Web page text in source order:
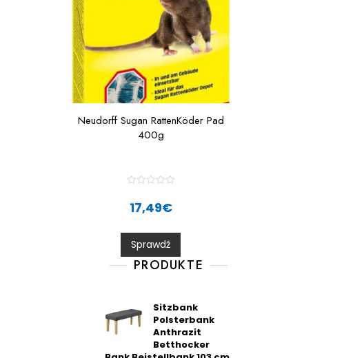
Neudorff Sugan RattenKöder Pad
400g
0
o
u
t
17,49€
Sprawdź
PRODUKTE
Sitzbank
Polsterbank
Anthrazit
Betthocker